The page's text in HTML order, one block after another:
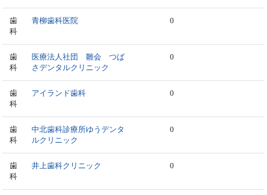
歯
科
青柳歯科医院 0
歯
科
医療法人社団 雛会 つば
さデンタルクリニック
0
歯
科
アイランド歯科 0
歯
科
中北歯科診療所ゆうデンタ
ルクリニック
0
歯
科
井上歯科クリニック 0